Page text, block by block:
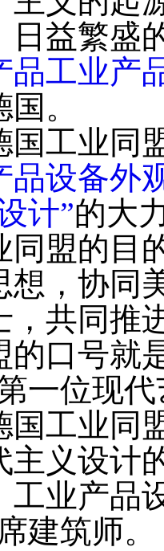
日益繁盛
品工业产
。
国工业同
品设备外
计”的大
同盟的目
想，协同
，共同推
的口号就
一位现
国工业同
主义设计
工业产品
建筑师。